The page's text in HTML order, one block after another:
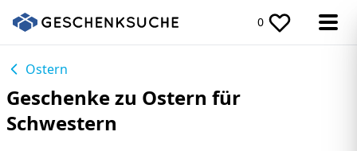
0
Ostern
Geschenke zu Ostern für
Schwestern